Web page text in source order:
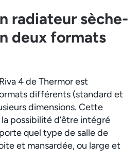
radiateur sèche-
deux formats
4 de Thermor est
différents (standard et
dimensions. Cette
possibilité d’être intégré
quel type de salle de
et mansardée, ou large et